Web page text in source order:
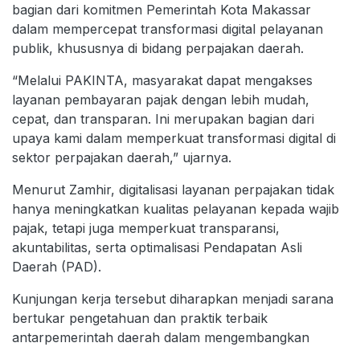
bagian dari komitmen Pemerintah Kota Makassar
dalam mempercepat transformasi digital pelayanan
publik, khususnya di bidang perpajakan daerah.
“Melalui PAKINTA, masyarakat dapat mengakses
layanan pembayaran pajak dengan lebih mudah,
cepat, dan transparan. Ini merupakan bagian dari
upaya kami dalam memperkuat transformasi digital di
sektor perpajakan daerah,” ujarnya.
Menurut Zamhir, digitalisasi layanan perpajakan tidak
hanya meningkatkan kualitas pelayanan kepada wajib
pajak, tetapi juga memperkuat transparansi,
akuntabilitas, serta optimalisasi Pendapatan Asli
Daerah (PAD).
Kunjungan kerja tersebut diharapkan menjadi sarana
bertukar pengetahuan dan praktik terbaik
antarpemerintah daerah dalam mengembangkan